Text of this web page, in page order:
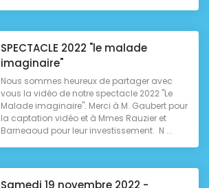
SPECTACLE 2022 "le malade
imaginaire"
Nous sommes heureux de partager avec
vous la vidéo de notre spectacle 2022 "Le
Malade imaginaire". Merci à M. Gaubert pour
la captation vidéo et à Mmes Rauzier et
Barneaoud pour leur investissement. N ...
Samedi 19 novembre 2022 -